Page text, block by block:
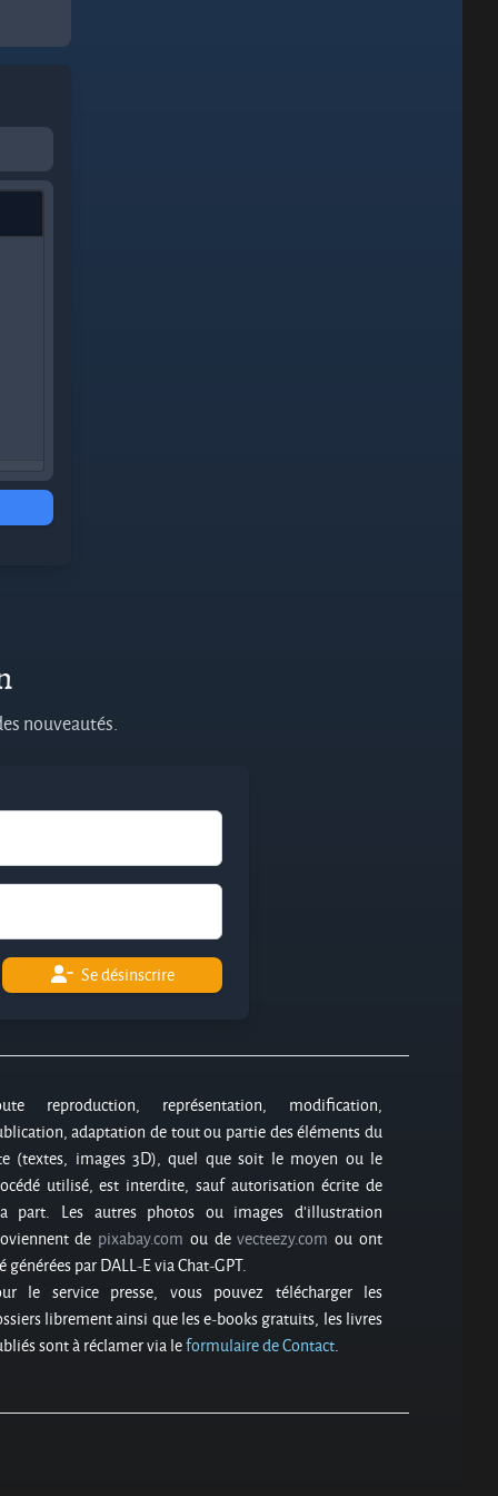
nouveautés.
Se désinscrire
reproduction, représentation, modification,
adaptation de tout ou partie des éléments du
(textes, images 3D), quel que soit le moyen ou le
utilisé, est interdite, sauf autorisation écrite de
part. Les autres photos ou images d’illustration
de pixabay.com ou devecteezy.com ou ont
générées par DALL-E via Chat-GPT.
le service presse, vous pouvez télécharger les
librement ainsi que les e-books gratuits, les livres
sont à réclamer via leformulaire de Contact.